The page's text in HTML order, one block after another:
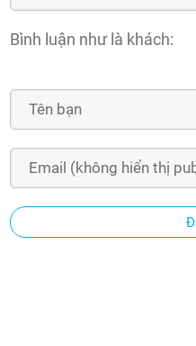
Bình luận như là khách: